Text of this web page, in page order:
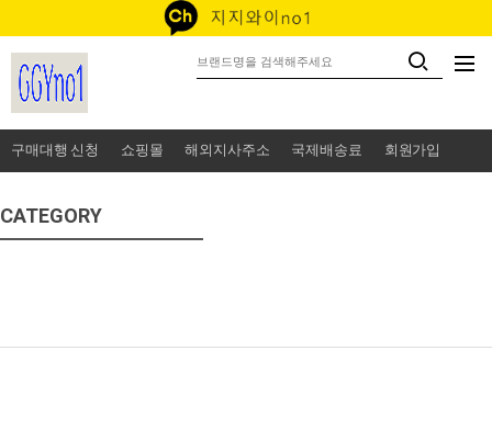
구매대행 신청 쇼핑몰 해외지사주소 국제배송료 회원가입
CATEGORY